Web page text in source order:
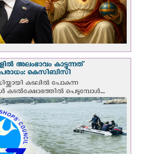
അലംഭാവം കാട്ടുന്നത്
കെസിബിസി
കടലില്‍ പോകുന്ന
കടല്‍ക്ഷോഭത്തില്‍ പെടുമ്പോള്‍...